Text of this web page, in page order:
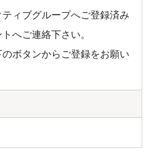
ィブグループへご登録済み
へご連絡下さい。
ボタンからご登録をお願い